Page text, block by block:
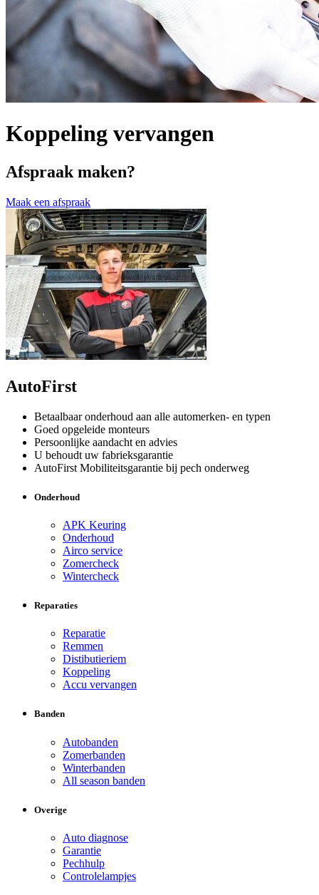
Koppeling vervangen
Afspraak maken?
Maak een afspraak
AutoFirst
Betaalbaar onderhoud aan alle automerken- en typen
Goed opgeleide monteurs
Persoonlijke aandacht en advies
U behoudt uw fabrieksgarantie
AutoFirst Mobiliteitsgarantie bij pech onderweg
Onderhoud
APK Keuring
Onderhoud
Airco service
Zomercheck
Wintercheck
Reparaties
Reparatie
Remmen
Distibutieriem
Koppeling
Accu vervangen
Banden
Autobanden
Zomerbanden
Winterbanden
All season banden
Overige
Auto diagnose
Garantie
Pechhulp
Controlelampjes